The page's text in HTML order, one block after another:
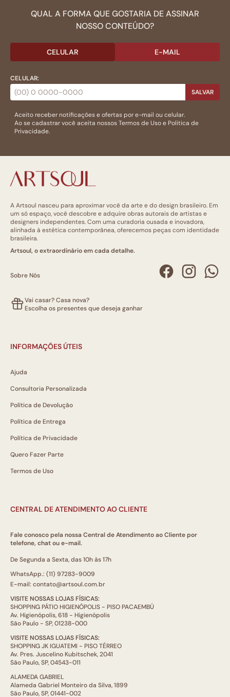
QUAL A FORMA QUE GOSTARIA DE ASSINAR
NOSSO CONTEÚDO?
CELULAR E-MAIL
CELULAR:
SALVAR
Aceito receber notificações e ofertas por e-mail ou celular.
Ao se cadastrar você aceita nossosTermos de Usoe Politica de
Privacidade.
A Artsoul nasceu para aproximar você da arte e do design brasileiro. Em
um só espaço, você descobre e adquire obras autorais de artistas e
designers independentes. Com uma curadoria ousada e inovadora,
alinhada à estética contemporânea, oferecemos peças com identidade
brasileira.
Artsoul, o extraordinário em cada detalhe.
Sobre Nós
Vai casar? Casa nova?
Escolha os presentes que deseja ganhar
INFORMAÇÕES ÚTEIS
Ajuda
Consultoria Personalizada
Política de Devolução
Política de Entrega
Política de Privacidade
Quero Fazer Parte
Termos de Uso
CENTRAL DE ATENDIMENTO AO CLIENTE
Fale conosco pela nossa Central de Atendimento ao Cliente por
telefone, chat ou e-mail.
De Segunda a Sexta, das 10h às 17h
WhatsApp.: (11) 97283-9009
E-mail: contato@artsoul.com.br
VISITE NOSSAS LOJAS FÍSICAS:
SHOPPING PÁTIO HIGIENÓPOLIS - PISO PACAEMBÚ
Av. Higienópolis, 618 - Higienópolis
São Paulo - SP, 01238-000
VISITE NOSSAS LOJAS FÍSICAS:
SHOPPING JK IGUATEMI - PISO TÉRREO
Av. Pres. Juscelino Kubitschek, 2041
São Paulo, SP, 04543-011
ALAMEDA GABRIEL
Alameda Gabriel Monteiro da Silva, 1899
São Paulo, SP, 01441-002